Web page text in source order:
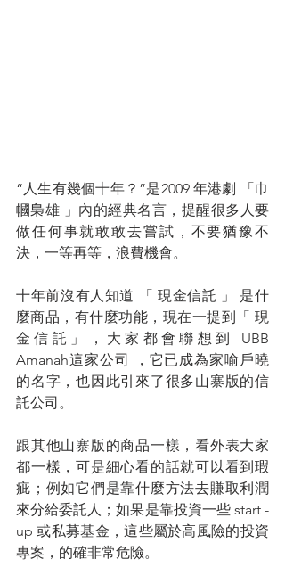
“人生有幾個十年？”是2009 年港劇 「巾
幗梟雄 」內的經典名言，提醒很多人要
做任何事就敢敢去嘗試，不要猶豫不
決，一等再等，浪費機會。
十年前沒有人知道 「 現金信託 」 是什
麼商品，有什麼功能，現在一提到「 現
金信託」，大家都會聯想到 UBB
Amanah這家公司 ，它已成為家喻戶曉
的名字，也因此引來了很多山寨版的信
託公司。
跟其他山寨版的商品一樣，看外表大家
都一樣，可是細心看的話就可以看到瑕
疵；例如它們是靠什麼方法去賺取利潤
來分給委託人；如果是靠投資一些 start -
up 或私募基金，這些屬於高風險的投資
專案，的確非常危險。